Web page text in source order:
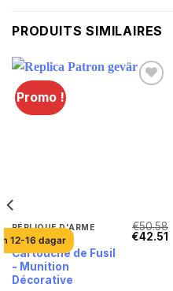
PRODUITS SIMILAIRES
Promo !
RÉPLIQUE D'ARME
Réplique
Cartouche de Fusil
- Munition
Décorative
€50.58
Le
€42.51
12-16 dagar